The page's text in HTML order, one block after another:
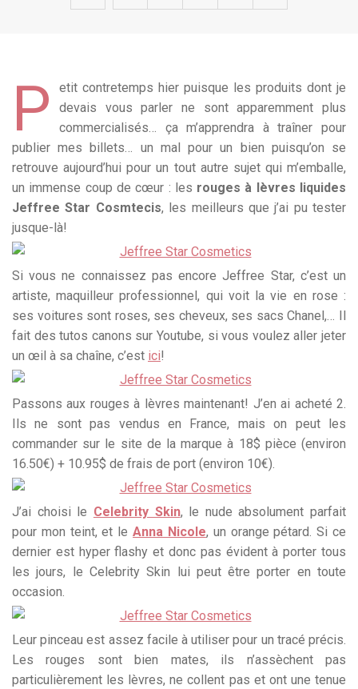
P
etit contretemps hier puisque les produits dont je
devais vous parler ne sont apparemment plus
commercialisés… ça m’apprendra à traîner pour
publier mes billets… un mal pour un bien puisqu’on se
retrouve aujourd’hui pour un tout autre sujet qui m’emballe,
un immense coup de cœur : les rouges à lèvres liquides
Jeffree Star Cosmtecis, les meilleurs que j’ai pu tester
jusque-là!
Si vous ne connaissez pas encore Jeffree Star, c’est un
artiste, maquilleur professionnel, qui voit la vie en rose :
ses voitures sont roses, ses cheveux, ses sacs Chanel,… Il
fait des tutos canons sur Youtube, si vous voulez aller jeter
un œil à sa chaîne, c’est ici!
Passons aux rouges à lèvres maintenant! J’en ai acheté 2.
Ils ne sont pas vendus en France, mais on peut les
commander sur le site de la marque à 18$ pièce (environ
16.50€) + 10.95$ de frais de port (environ 10€).
J’ai choisi le Celebrity Skin, le nude absolument parfait
pour mon teint, et leAnna Nicole, un orange pétard. Si ce
dernier est hyper flashy et donc pas évident à porter tous
les jours, le Celebrity Skin lui peut être porter en toute
occasion.
Leur pinceau est assez facile à utiliser pour un tracé précis.
Les rouges sont bien mates, ils n’assèchent pas
particulièrement les lèvres, ne collent pas et ont une tenue